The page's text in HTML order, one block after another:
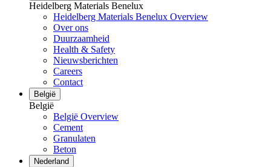
Heidelberg Materials Benelux
Heidelberg Materials Benelux Overview
Over ons
Duurzaamheid
Health & Safety
Nieuwsberichten
Careers
Contact
België
België
België Overview
Cement
Granulaten
Beton
Nederland